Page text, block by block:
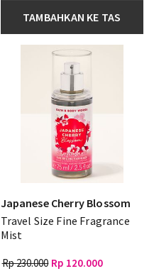
TAMBAHKAN KE TAS
Japanese Cherry Blossom
Travel Size Fine Fragrance
Mist
Rp 230.000 Rp 120.000